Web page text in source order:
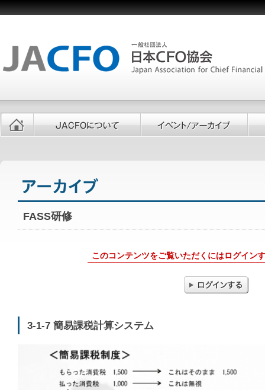
FASS研修
このコンテンツをご覧いただくにはログイン
3-1-7 簡易課税計算システム